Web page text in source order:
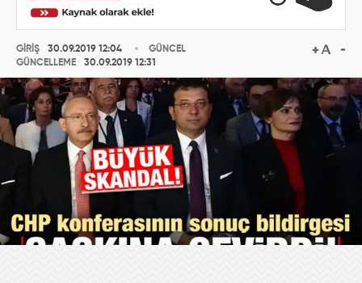
GİRİŞ
30.09.2019 12:04
GÜNCELLEME
30.09.2019 12:31
GÜNCEL